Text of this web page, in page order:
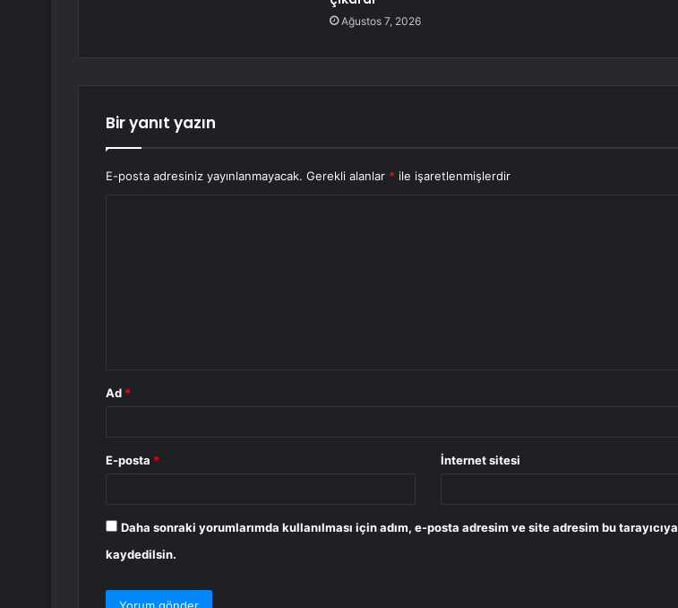
Ağustos 7, 2026
Bir yanıt yazın
E-posta adresiniz yayınlanmayacak. Gerekli alanlar * ile işaretlenmişlerdir
Ad *
E-posta * İnternet sitesi
Daha sonraki yorumlarımda kullanılması için adım, e-posta adresim ve site adresim bu tarayıcıya
kaydedilsin.